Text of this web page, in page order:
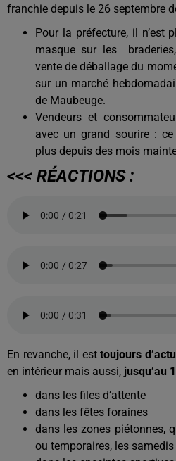
franchie depuis le 26 septembre
Pour la préfecture, il n’est
masque sur les
vente de déballage du
sur un marché
de Maubeuge.
Vendeurs et
avec un grand sourire :
plus depuis des mois
<<< RÉACTIONS :
En revanche, il esttoujours
en intérieur mais aussi, jusqu’au
dans les files d’attente
dans les fêtes foraines
dans les zones piétonnes,
ou temporaires, les